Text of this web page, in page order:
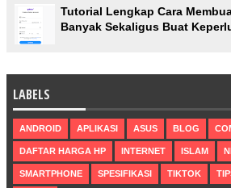
Tutorial Lengkap Cara
Banyak Sekaligus Buat
LABELS
ANDROID APLIKASI ASUS BLOG
DAFTAR HARGA HP INTERNET ISLAM
SMARTPHONE SPESIFIKASI TIKTOK